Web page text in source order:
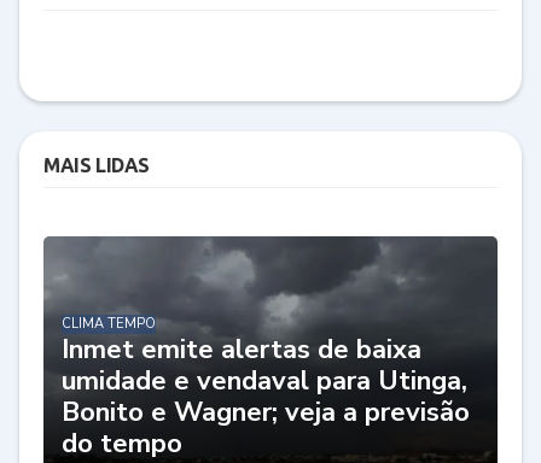
MAIS LIDAS
CLIMA TEMPO
Inmet emite alertas de baixa
umidade e vendaval para Utinga,
Bonito e Wagner; veja a previsão
do tempo